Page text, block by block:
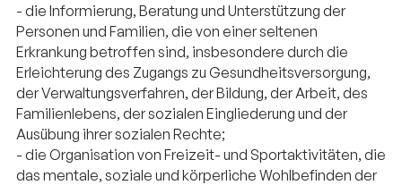
- die Informierung, Beratung und Unterstützung der
Personen und Familien, die von einer seltenen
Erkrankung betroffen sind, insbesondere durch die
Erleichterung des Zugangs zu Gesundheitsversorgung,
der Verwaltungsverfahren, der Bildung, der Arbeit, des
Familienlebens, der sozialen Eingliederung und der
Ausübung ihrer sozialen Rechte;
- die Organisation von Freizeit- und Sportaktivitäten, die
das mentale, soziale und körperliche Wohlbefinden der